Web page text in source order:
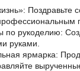
Поздравьте
по рукоделию:
руками.
ярмарка: